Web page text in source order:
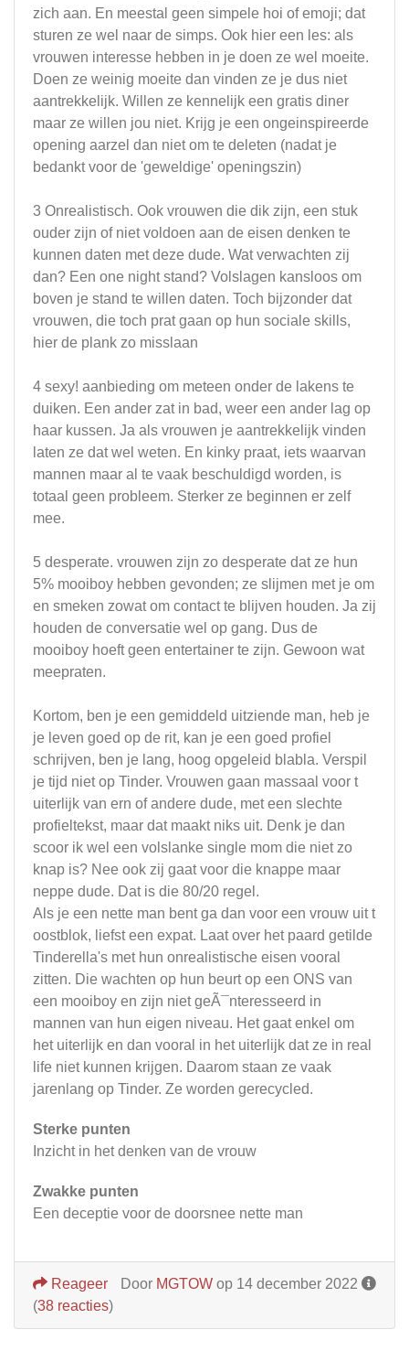
zich aan. En meestal geen simpele hoi of emoji; dat
sturen ze wel naar de simps. Ook hier een les: als
vrouwen interesse hebben in je doen ze wel moeite.
Doen ze weinig moeite dan vinden ze je dus niet
aantrekkelijk. Willen ze kennelijk een gratis diner
maar ze willen jou niet. Krijg je een ongeinspireerde
opening aarzel dan niet om te deleten (nadat je
bedankt voor de 'geweldige' openingszin)
3 Onrealistisch. Ook vrouwen die dik zijn, een stuk
ouder zijn of niet voldoen aan de eisen denken te
kunnen daten met deze dude. Wat verwachten zij
dan? Een one night stand? Volslagen kansloos om
boven je stand te willen daten. Toch bijzonder dat
vrouwen, die toch prat gaan op hun sociale skills,
hier de plank zo misslaan
4 sexy! aanbieding om meteen onder de lakens te
duiken. Een ander zat in bad, weer een ander lag op
haar kussen. Ja als vrouwen je aantrekkelijk vinden
laten ze dat wel weten. En kinky praat, iets waarvan
mannen maar al te vaak beschuldigd worden, is
totaal geen probleem. Sterker ze beginnen er zelf
mee.
5 desperate. vrouwen zijn zo desperate dat ze hun
5% mooiboy hebben gevonden; ze slijmen met je om
en smeken zowat om contact te blijven houden. Ja zij
houden de conversatie wel op gang. Dus de
mooiboy hoeft geen entertainer te zijn. Gewoon wat
meepraten.
Kortom, ben je een gemiddeld uitziende man, heb je
je leven goed op de rit, kan je een goed profiel
schrijven, ben je lang, hoog opgeleid blabla. Verspil
je tijd niet op Tinder. Vrouwen gaan massaal voor t
uiterlijk van ern of andere dude, met een slechte
profieltekst, maar dat maakt niks uit. Denk je dan
scoor ik wel een volslanke single mom die niet zo
knap is? Nee ook zij gaat voor die knappe maar
neppe dude. Dat is die 80/20 regel.
Als je een nette man bent ga dan voor een vrouw uit t
oostblok, liefst een expat. Laat over het paard getilde
Tinderella's met hun onrealistische eisen vooral
zitten. Die wachten op hun beurt op een ONS van
een mooiboy en zijn niet geÃ¯nteresseerd in
mannen van hun eigen niveau. Het gaat enkel om
het uiterlijk en dan vooral in het uiterlijk dat ze in real
life niet kunnen krijgen. Daarom staan ze vaak
jarenlang op Tinder. Ze worden gerecycled.
Sterke punten
Inzicht in het denken van de vrouw
Zwakke punten
Een deceptie voor de doorsnee nette man
Door MGTOW op 14 december 2022
Reageer
(38 reacties)